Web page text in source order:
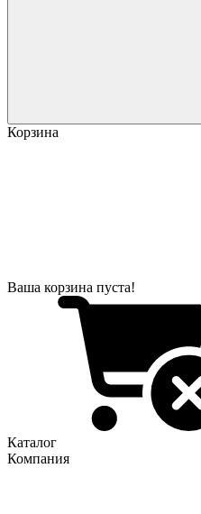
Корзина
Ваша корзина пуста!
Каталог
Компания